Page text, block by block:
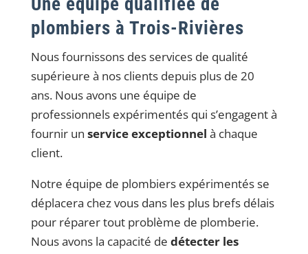
plombiers à Trois-Rivières
Nous fournissons des services de qualité
supérieure à nos clients depuis plus de 20
ans. Nous avons une équipe de
professionnels expérimentés qui s’engagent à
fournir un service exceptionnel à chaque
client.
Notre équipe de plombiers expérimentés se
déplacera chez vous dans les plus brefs délais
pour réparer tout problème de plomberie.
Nous avons la capacité de détecter les